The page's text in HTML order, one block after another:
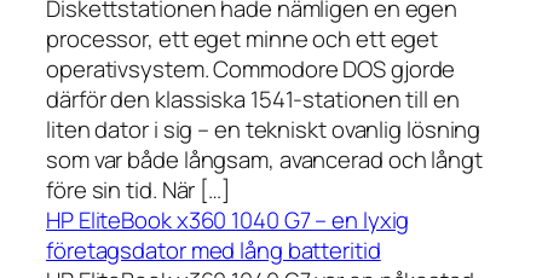
Diskettstationen hade nämligen en egen
processor, ett eget minne och ett eget
operativsystem. Commodore DOS gjorde
därför den klassiska 1541-stationen till en
liten dator i sig – en tekniskt ovanlig lösning
som var både långsam, avancerad och långt
före sin tid. När […]
HP EliteBook x360 1040 G7 – en lyxig
företagsdator med lång batteritid